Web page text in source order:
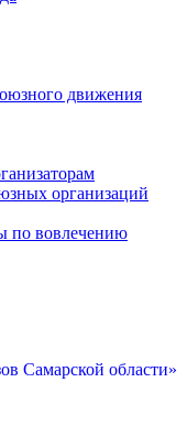
движения
организаций
по вовлечению
Самарской области»